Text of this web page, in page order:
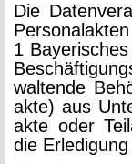
Die
1
wal­ten­de
ak­te) aus
ak­te oder
die